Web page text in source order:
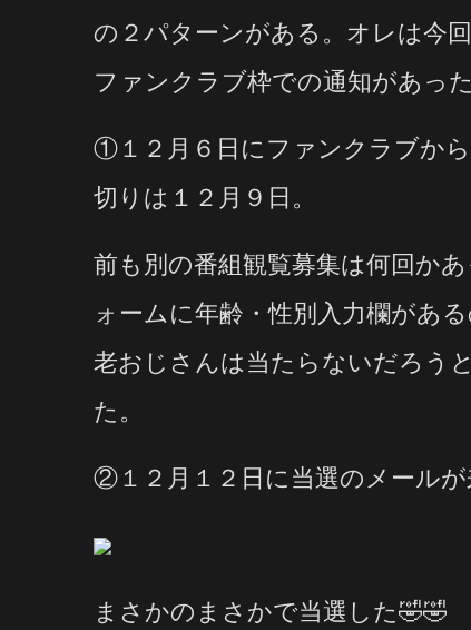
の２パターンがある。オレは今
ファンクラブ枠での通知があっ
①１２月６日にファンクラブか
切りは１２月９日。
前も別の番組観覧募集は何回か
ォームに年齢・性別入力欄があ
老おじさんは当たらないだろう
た。
②１２月１２日に当選のメールが
まさかのまさかで当選した🤣🤣